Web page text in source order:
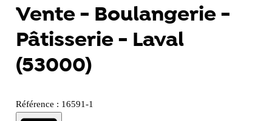
Vente - Boulangerie -
Pâtisserie - Laval
(53000)
Référence : 16591-1